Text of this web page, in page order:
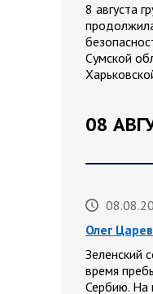
8 августа
Сумской
08
Олег
Зеленский
время
Сербию. На